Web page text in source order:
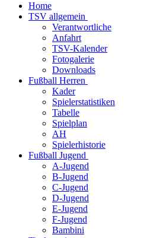
Home
TSV allgemein
Verantwortliche
Anfahrt
TSV-Kalender
Fotogalerie
Downloads
Fußball Herren
Kader
Spielerstatistiken
Tabelle
Spielplan
AH
Spielerhistorie
Fußball Jugend
A-Jugend
B-Jugend
C-Jugend
D-Jugend
E-Jugend
F-Jugend
Bambini